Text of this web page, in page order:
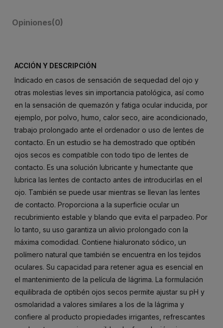
Opiniones(0)
ACCIÓN Y DESCRIPCIÓN
Indicado en casos de sensación de sequedad del ojo y
otras molestias leves sin importancia patológica, así como
en la sensación de quemazón y fatiga ocular inducida, por
ejemplo, por polvo, humo, calor seco, aire acondicionado,
trabajo prolongado ante el ordenador o uso de lentes de
contacto. En un estudio se ha demostrado que optibén
ojos secos es compatible con todo tipo de lentes de
contacto. Es una solución lubricante y humectante que
lubrica las lentes de contacto antes de introducirlas en el
ojo. También se puede usar mientras se llevan las lentes
de contacto. Proporciona a la superficie ocular un
recubrimiento estable y blando que evita el parpadeo. Por
lo tanto, su uso garantiza un alivio prolongado con la
máxima comodidad. Contiene hialuronato sódico, un
polímero natural que también se encuentra en los tejidos
oculares. Su capacidad para retener agua es esencial en
el mantenimiento de la película de lágrima. La formulación
equilibrada de optibén ojos secos permite ajustar su pH y
osmolaridad a valores similares a los de la lágrima y
confiere al producto propiedades irrigantes, refrescantes